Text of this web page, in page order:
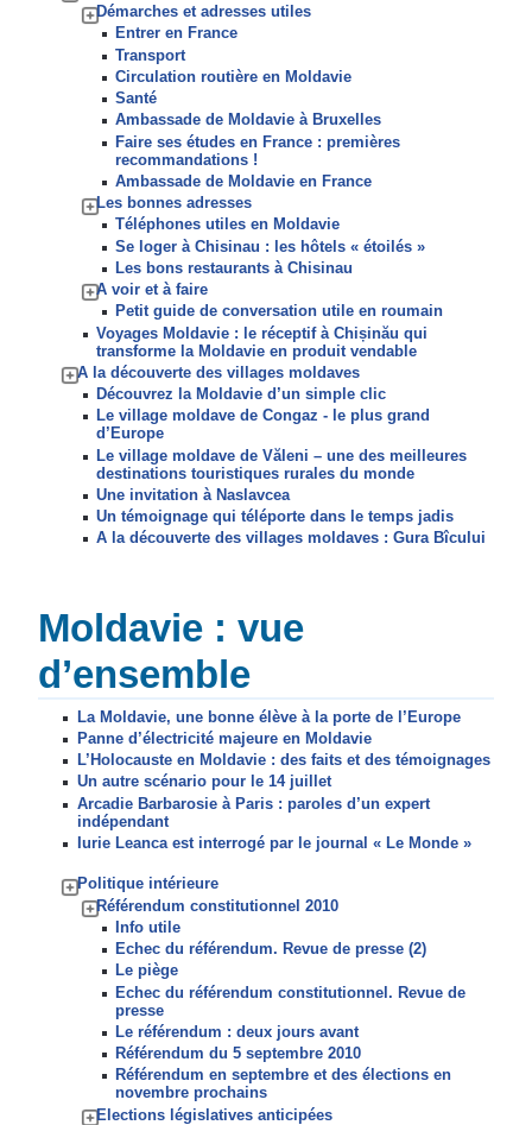
Démarches et adresses utiles
Entrer en France
Transport
Circulation routière en Moldavie
Santé
Ambassade de Moldavie à Bruxelles
Faire ses études en France : premières
recommandations !
Ambassade de Moldavie en France
Les bonnes adresses
Téléphones utiles en Moldavie
Se loger à Chisinau : les hôtels « étoilés »
Les bons restaurants à Chisinau
A voir et à faire
Petit guide de conversation utile en roumain
Voyages Moldavie : le réceptif à Chișinău qui
transforme la Moldavie en produit vendable
A la découverte des villages moldaves
Découvrez la Moldavie d’un simple clic
Le village moldave de Congaz - le plus grand
d’Europe
Le village moldave de Văleni – une des meilleures
destinations touristiques rurales du monde
Une invitation à Naslavcea
Un témoignage qui téléporte dans le temps jadis
A la découverte des villages moldaves : Gura Bîcului
Moldavie : vue
d’ensemble
La Moldavie, une bonne élève à la porte de l’Europe
Panne d’électricité majeure en Moldavie
L’Holocauste en Moldavie : des faits et des témoignages
Un autre scénario pour le 14 juillet
Arcadie Barbarosie à Paris : paroles d’un expert
indépendant
Iurie Leanca est interrogé par le journal « Le Monde »
Politique intérieure
Référendum constitutionnel 2010
Info utile
Echec du référendum. Revue de presse (2)
Le piège
Echec du référendum constitutionnel. Revue de
presse
Le référendum : deux jours avant
Référendum du 5 septembre 2010
Référendum en septembre et des élections en
novembre prochains
Elections législatives anticipées